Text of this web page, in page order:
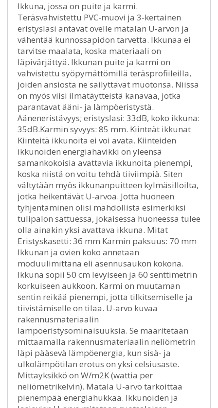
Ikkuna, jossa on puite ja karmi.
Teräsvahvistettu PVC-muovi ja 3-kertainen
eristyslasi antavat ovelle matalan U-arvon ja
vähentää kunnossapidon tarvetta. Ikkunaa ei
tarvitse maalata, koska materiaali on
läpivärjättyä. Ikkunan puite ja karmi on
vahvistettu syöpymättömillä teräsprofiileilla,
joiden ansiosta ne säilyttävät muotonsa. Niissä
on myös viisi ilmatäytteistä kanavaa, jotka
parantavat ääni- ja lämpöeristystä.
Ääneneristävyys; eristyslasi: 33dB, koko ikkuna:
35dB.Karmin syvyys: 85 mm. Kiinteät ikkunat
Kiinteitä ikkunoita ei voi avata. Kiinteiden
ikkunoiden energiahävikki on yleensä
samankokoisia avattavia ikkunoita pienempi,
koska niistä on voitu tehdä tiiviimpiä. Siten
vältytään myös ikkunanpuitteen kylmäsilloilta,
jotka heikentävät U-arvoa. Jotta huoneen
tyhjentäminen olisi mahdollista esimerkiksi
tulipalon sattuessa, jokaisessa huoneessa tulee
olla ainakin yksi avattava ikkuna. Mitat
Eristyskasetti: 36 mm Karmin paksuus: 70 mm
Ikkunan ja ovien koko annetaan
moduulimittana eli asennusaukon kokona.
Ikkuna sopii 50 cm levyiseen ja 60 senttimetrin
korkuiseen aukkoon. Karmi on muutaman
sentin reikää pienempi, jotta tilkitsemiselle ja
tiivistämiselle on tilaa. U-arvo kuvaa
rakennusmateriaalin
lämpöeristysominaisuuksia. Se määritetään
mittaamalla rakennusmateriaalin neliömetrin
läpi pääsevä lämpöenergia, kun sisä- ja
ulkolämpötilan erotus on yksi celsiusaste.
Mittayksikkö on W/m2K (wattia per
neliömetrikelvin). Matala U-arvo tarkoittaa
pienempää energiahukkaa. Ikkunoiden ja